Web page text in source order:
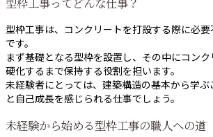
型枠工事ってどんな仕事？
型枠工事は、コンクリートを打設する際に必
です。
まず基礎となる型枠を設置し、その中にコンク
硬化するまで保持する役割を担います。
未経験者にとっては、建築構造の基本から学
と自己成長を感じられる仕事でしょう。
未経験から始める型枠工事の職人への道